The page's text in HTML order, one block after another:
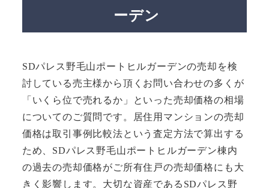
ーデン
SDパレス野毛山ポートヒルガーデンの売却を検
討している売主様から頂くお問い合わせの多くが
「いくら位で売れるか」といった売却価格の相場
についてのご質問です。居住用マンションの売却
価格は取引事例比較法という査定方法で算出する
ため、SDパレス野毛山ポートヒルガーデン棟内
の過去の売却価格がご所有住戸の売却価格にも大
きく影響します。大切な資産であるSDパレス野